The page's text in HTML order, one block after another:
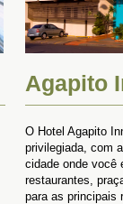
Agapito
O Hotel Agapito
privilegiada, com
cidade onde você
restaurantes,
para as principais